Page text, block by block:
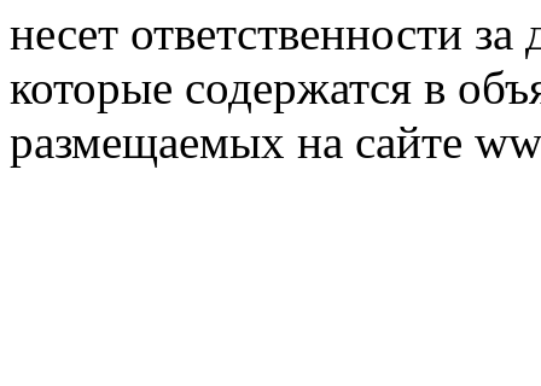
несет ответственности
которые содержатся в
размещаемых на сайте